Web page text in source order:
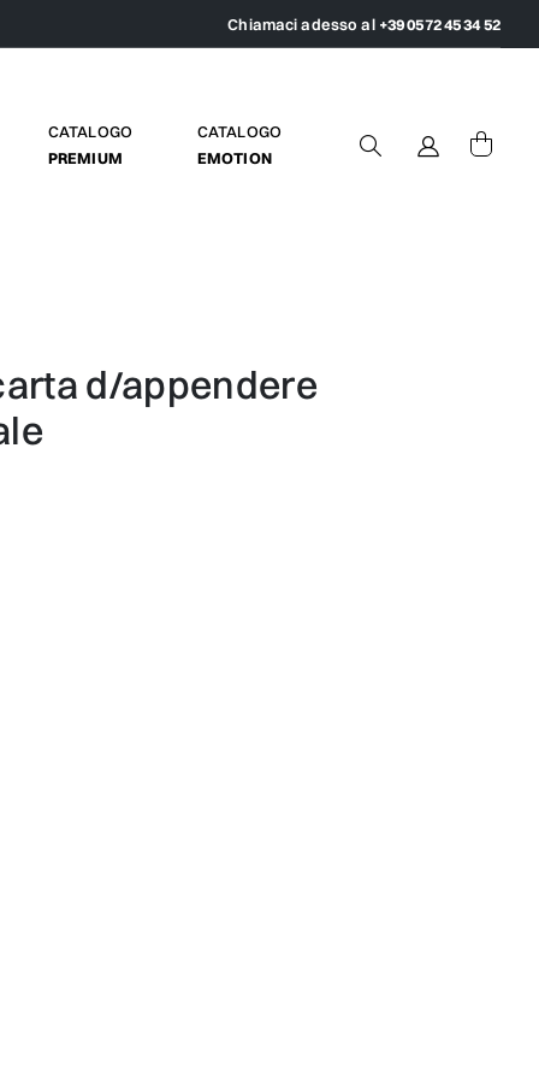
Chiamaci adesso al +39 0572 45 34 52
CATALOGO
PREMIUM
CATALOGO
EMOTION